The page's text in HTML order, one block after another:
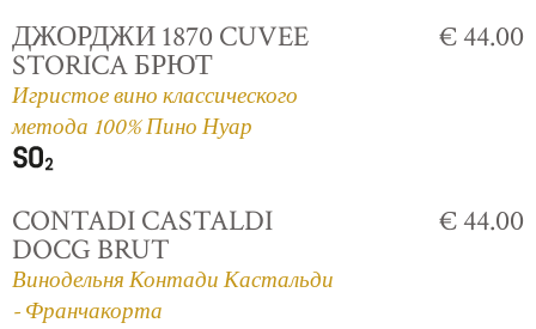
ДЖОРДЖИ 1870 CUVEE
STORICA БРЮТ
Игристое вино классического
метода 100% Пино Нуар
€ 44.00
CONTADI CASTALDI
DOCG BRUT
Винодельня Контади Кастальди
- Франчакорта
€ 44.00